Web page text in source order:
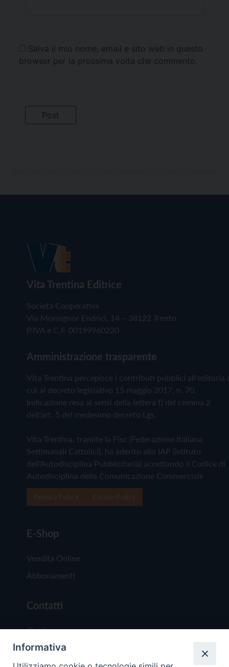
Salva il mio nome, email e sito web in questo
browser per la prossima volta che commento.
Vita Trentina Editrice
Società Cooperativa
Via Monsignor Endrici, 14 – 38122 Trento
P.IVA e C.F. 00199960220
Amministrazione trasparente
Vita Trentina percepisce i contributi pubblici all'editoria
cui al decreto legislativo 15 maggio 2017, n. 70.
Indicazione resa ai sensi della lettera f) del comma 2
dell'art. 5 del medesimo decreto Lgs.
Vita Trentina, tramite la Fisc (Federazione Italiana
Settimanali Cattolici), ha aderito allo IAP (Istituto
dell'Autodisciplina Pubblicitaria) accettando il Codice di
Autodisciplina della Comunicazione Commerciale
E-Shop
Vendita Online
Abbonamenti
Contatti
Chi Siamo
Redazione
Scrivici
Informativa